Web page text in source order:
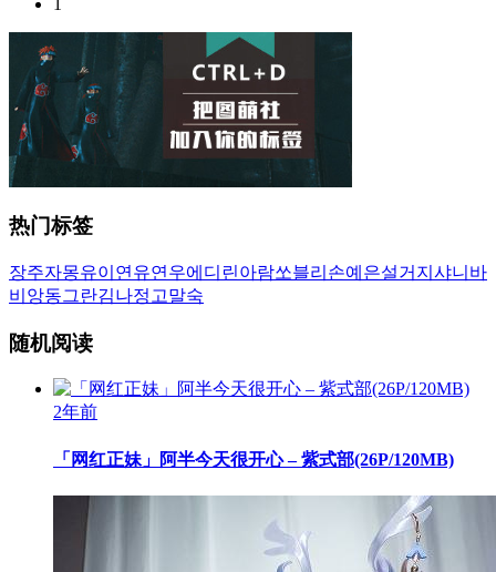
热门标签
장주자몽유이 연유연우에디린아람쏘블리 손예은설거지 샤니 바
비앙동그란김나정 고말숙
随机阅读
2年前
「网红正妹」阿半今天很开心 – 紫式部(26P/120MB)